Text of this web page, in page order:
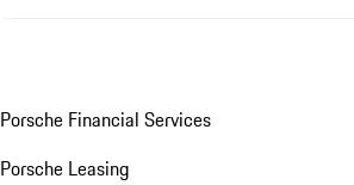
Porsche Financial Services
Porsche Leasing